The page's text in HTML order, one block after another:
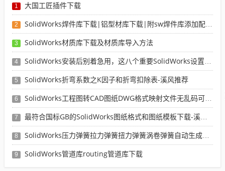
1 大国工匠插件下载
2 SolidWorks焊件库下载|铝型材库下载|附sw焊件库添加配置使用教程
3 SolidWorks材质库下载及材质库导入方法
4 SolidWorks安装后别着急用，这八个重要SolidWorks设置可以提高你的画图效率
5 SolidWorks折弯系数之K因子和折弯扣除表-溪风推荐
6 SolidWorks工程图转CAD图纸DWG格式映射文件无乱码可分层-溪风亲测推荐
7 最符合国标GB的SolidWorks图纸格式和图纸模板下载-溪风专用版
8 SolidWorks压力弹簧拉力弹簧扭力弹簧涡卷弹簧自动生成宏程序下载
9 SolidWorks管道库routing管道库下载